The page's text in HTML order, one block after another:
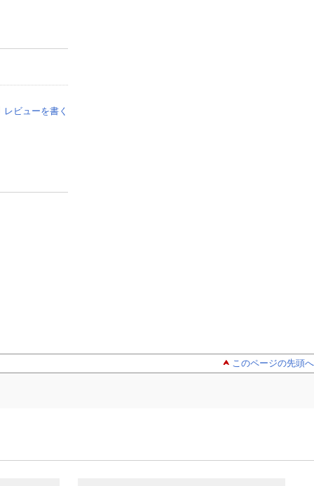
レビューを書く
このページの先頭へ